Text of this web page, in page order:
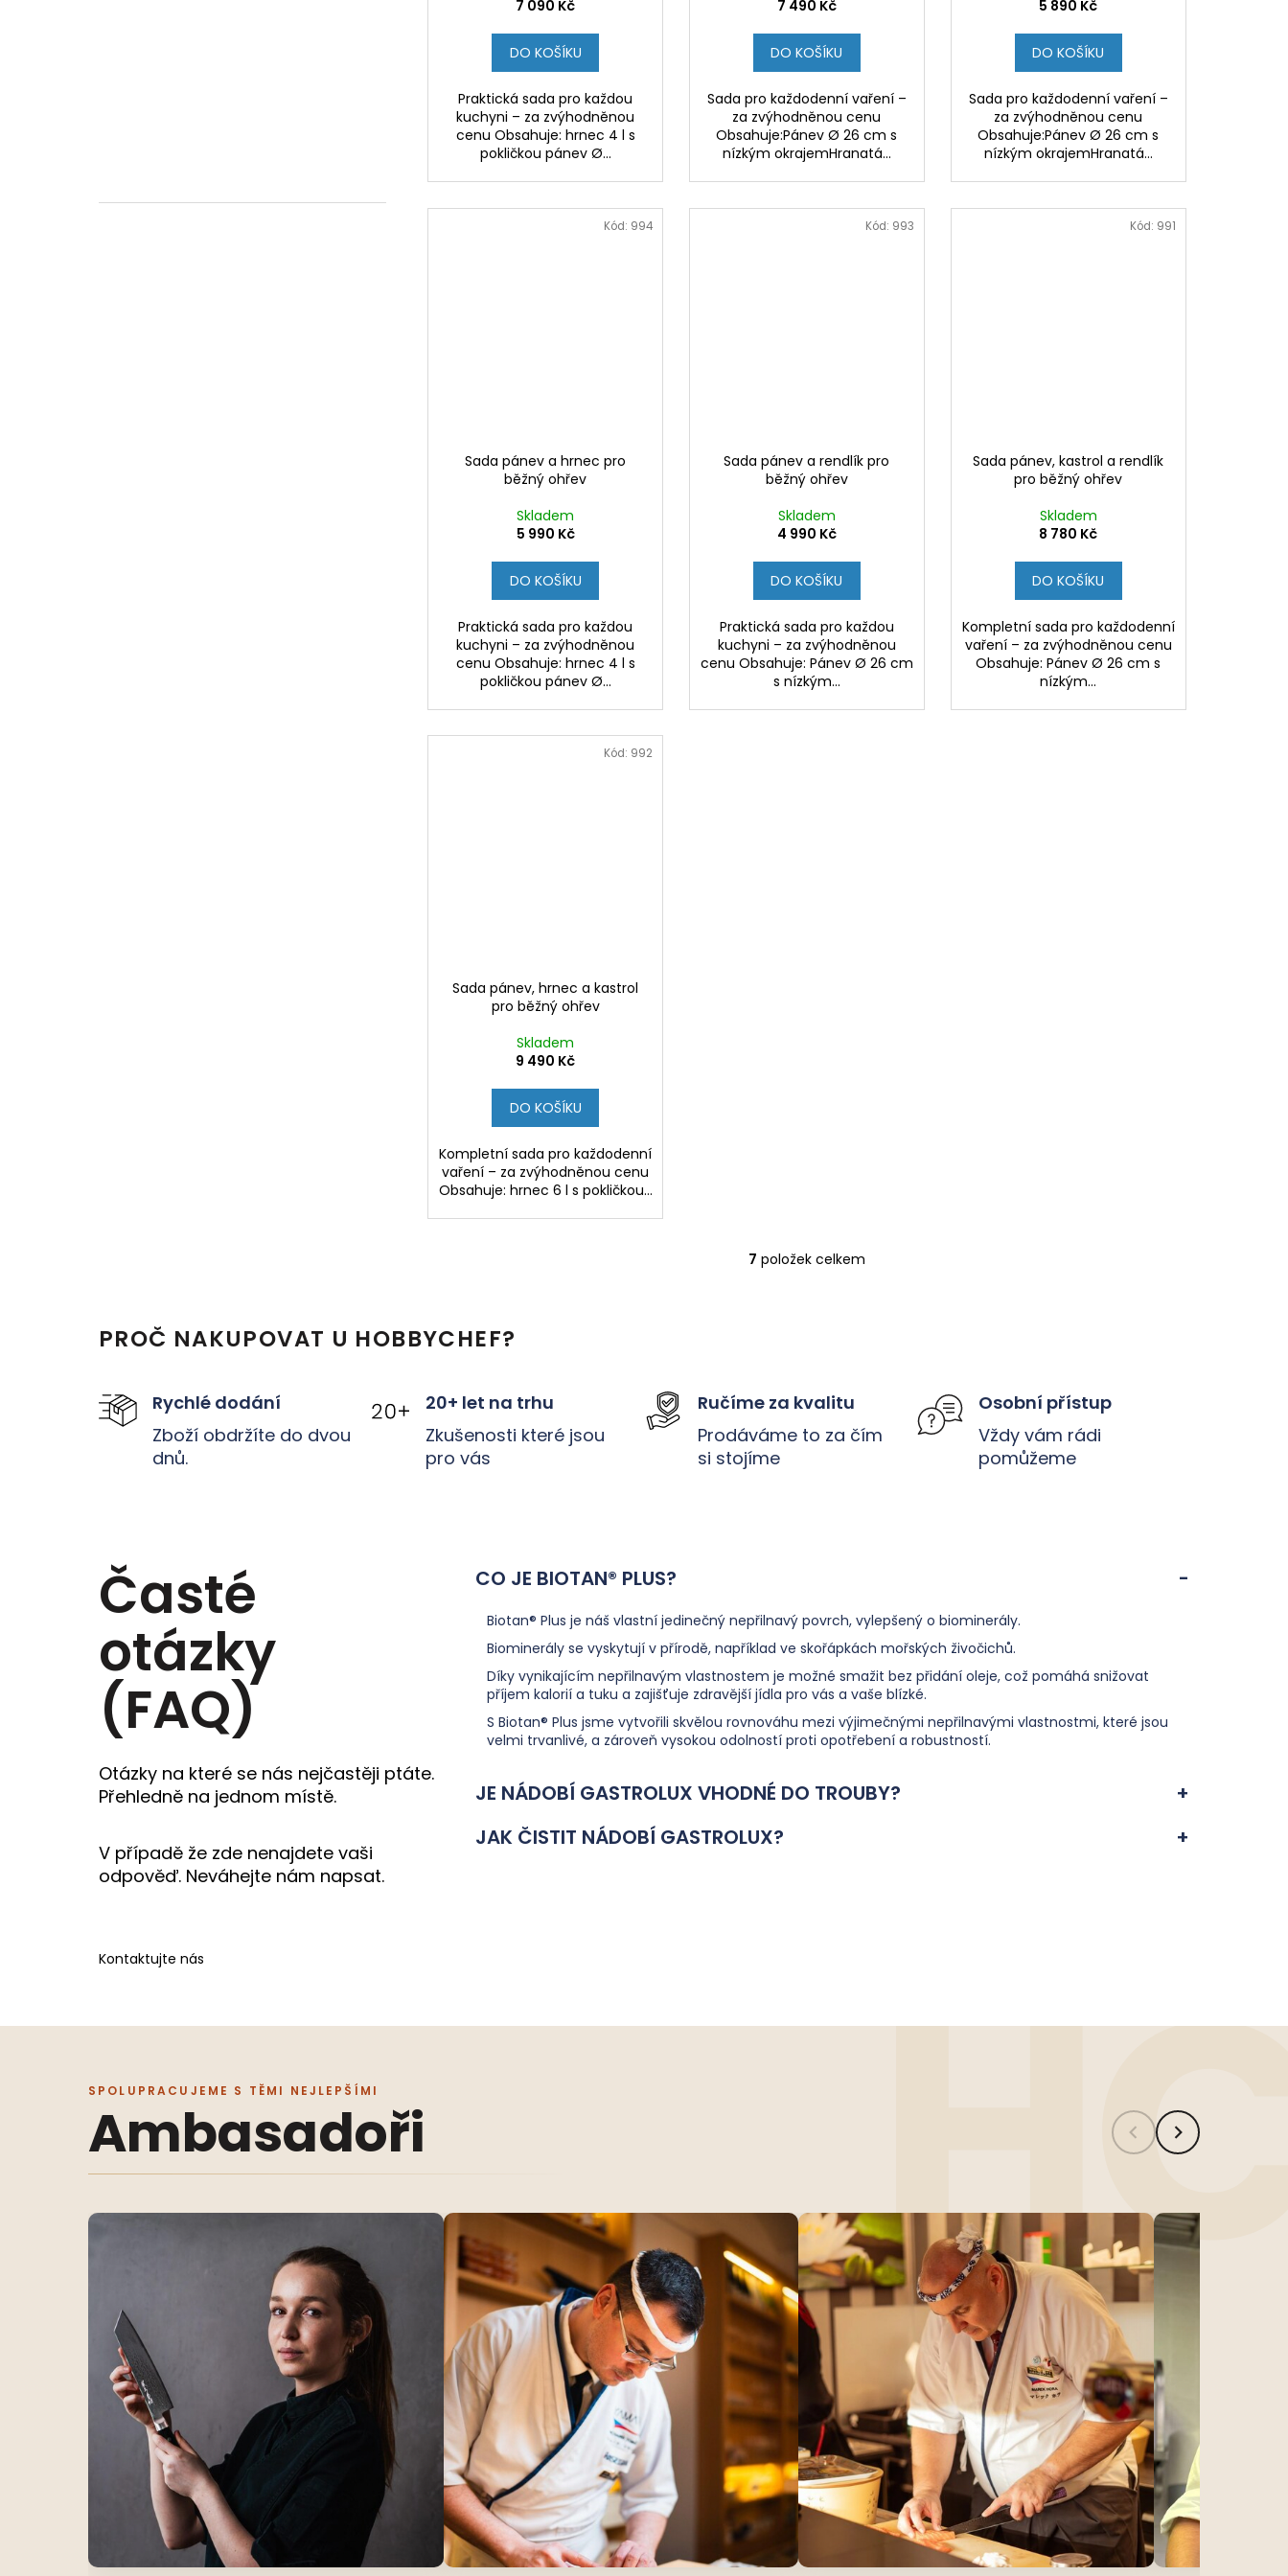
7 090 Kč
DO KOŠÍKU
Praktická sada pro každou
kuchyni – za zvýhodněnou
cenu Obsahuje: hrnec 4 l s
pokličkou pánev Ø...
7 490 Kč
DO KOŠÍKU
Sada pro každodenní vaření –
za zvýhodněnou cenu
Obsahuje:Pánev Ø 26 cm s
nízkým okrajemHranatá...
5 890 Kč
DO KOŠÍKU
Sada pro každodenní vaření –
za zvýhodněnou cenu
Obsahuje:Pánev Ø 26 cm s
nízkým okrajemHranatá...
Sada pánev a hrnec pro
běžný ohřev
Skladem
5 990 Kč
DO KOŠÍKU
Praktická sada pro každou
kuchyni – za zvýhodněnou
cenu Obsahuje: hrnec 4 l s
pokličkou pánev Ø...
Kód: 994
Sada pánev a rendlík pro
běžný ohřev
Skladem
4 990 Kč
DO KOŠÍKU
Praktická sada pro každou
kuchyni – za zvýhodněnou
cenu Obsahuje: Pánev Ø 26 cm
s nízkým...
Kód: 993
Sada pánev, kastrol a rendlík
pro běžný ohřev
Skladem
8 780 Kč
DO KOŠÍKU
Kompletní sada pro každodenní
vaření – za zvýhodněnou cenu
Obsahuje: Pánev Ø 26 cm s
nízkým...
Kód: 991
Sada pánev, hrnec a kastrol
pro běžný ohřev
Skladem
9 490 Kč
DO KOŠÍKU
Kompletní sada pro každodenní
vaření – za zvýhodněnou cenu
Obsahuje: hrnec 6 l s pokličkou...
Kód: 992
O
a
c
v
ý
p
i
s
7 položek celkem
PROČ NAKUPOVAT U HOBBYCHEF?
Rychlé dodání
Zboží obdržíte do dvou
dnů.
20+ let na trhu
Zkušenosti které jsou
pro vás
Ručíme za kvalitu
Prodáváme to za čím
si stojíme
Osobní přístup
Vždy vám rádi
pomůžeme
Časté
otázky
(FAQ)
Otázky na které se nás nejčastěji ptáte.
Přehledně na jednom místě.
V případě že zde nenajdete vaši
odpověď. Neváhejte nám napsat.
Kontaktujte nás
CO JE BIOTAN® PLUS?
Biotan® Plus je náš vlastní jedinečný nepřilnavý povrch, vylepšený o biominerály.
Biominerály se vyskytují v přírodě, například ve skořápkách mořských živočichů.
Díky vynikajícím nepřilnavým vlastnostem je možné smažit bez přidání oleje, což pomáhá snižovat
příjem kalorií a tuku a zajišťuje zdravější jídla pro vás a vaše blízké.
S Biotan® Plus jsme vytvořili skvělou rovnováhu mezi výjimečnými nepřilnavými vlastnostmi, které jsou
velmi trvanlivé, a zároveň vysokou odolností proti opotřebení a robustností.
JE NÁDOBÍ GASTROLUX VHODNÉ DO TROUBY?
JAK ČISTIT NÁDOBÍ GASTROLUX?
SPOLUPRACUJEME S TĚMI NEJLEPŠÍMI
Ambasadoři